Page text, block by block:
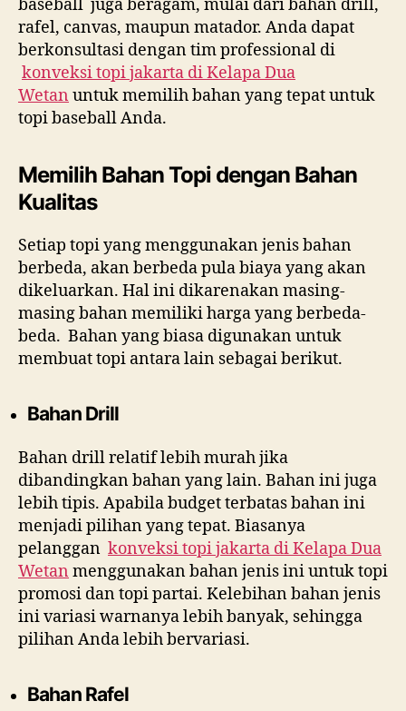
baseball juga beragam, mulai dari bahan drill,
rafel, canvas, maupun matador. Anda dapat
berkonsultasi dengan tim professional di
konveksi topi jakarta diKelapa Dua
Wetan untuk memilih bahan yang tepat untuk
topi baseball Anda.
Memilih Bahan Topi dengan Bahan
Kualitas
Setiap topi yang menggunakan jenis bahan
berbeda, akan berbeda pula biaya yang akan
dikeluarkan. Hal ini dikarenakan masing-
masing bahan memiliki harga yang berbeda-
beda. Bahan yang biasa digunakan untuk
membuat topi antara lain sebagai berikut.
Bahan Drill
Bahan drill relatif lebih murah jika
dibandingkan bahan yang lain. Bahan ini juga
lebih tipis. Apabila budget terbatas bahan ini
menjadi pilihan yang tepat. Biasanya
pelanggan konveksi topi jakarta diKelapa Dua
Wetan menggunakan bahan jenis ini untuk topi
promosi dan topi partai. Kelebihan bahan jenis
ini variasi warnanya lebih banyak, sehingga
pilihan Anda lebih bervariasi.
Bahan Rafel